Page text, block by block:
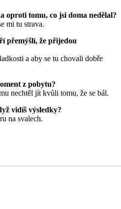
oproti tomu, co jsi doma nedělal?
mi tu strava.
přemýšlí, že přijedou
a aby se tu chovali dobře
z pobytu?
nechtěl jít kvůli tomu, že se bál.
vidíš výsledky?
na svalech.